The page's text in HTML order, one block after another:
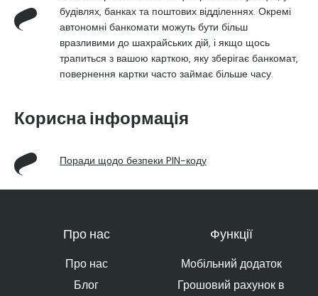
будівлях, банках та поштових відділеннях. Окремі
автономні банкомати можуть бути більш
вразливими до шахрайських дій, і якщо щось
трапиться з вашою карткою, яку зберігає банкомат,
повернення картки часто займає більше часу.
Корисна інформація
Поради щодо безпеки PIN-коду
Про нас
Про нас
Блог
Функції
Мобільний додаток
Грошовий рахунок в